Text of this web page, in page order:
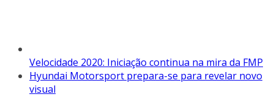
Velocidade 2020: Iniciação continua na mira da FMP
Hyundai Motorsport prepara-se para revelar novo
visual